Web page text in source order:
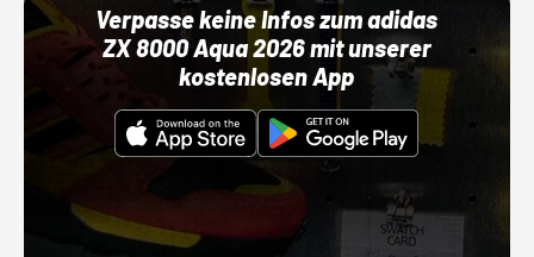
Verpasse keine Infos zum adidas
ZX 8000 Aqua 2026 mit unserer
kostenlosen App